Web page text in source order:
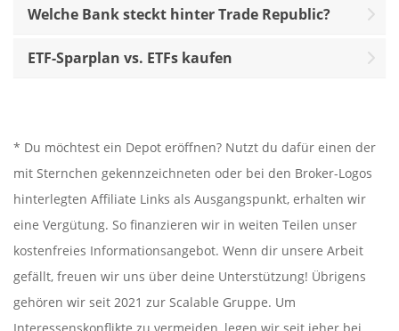
Welche Bank steckt hinter Trade Republic?
ETF-Sparplan vs. ETFs kaufen
* Du möchtest ein Depot eröffnen? Nutzt du dafür einen der
mit Sternchen gekennzeichneten oder bei den Broker-Logos
hinterlegten Affiliate Links als Ausgangspunkt, erhalten wir
eine Vergütung. So finanzieren wir in weiten Teilen unser
kostenfreies Informationsangebot. Wenn dir unsere Arbeit
gefällt, freuen wir uns über deine Unterstützung! Übrigens
gehören wir seit 2021 zur Scalable Gruppe. Um